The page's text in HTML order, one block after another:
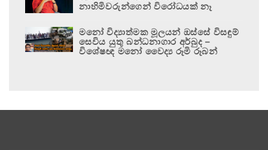
නාහිමිවරුන්ගෙන් විරෝධයක් නෑ
මනෝ විද්‍යාත්මක මූලයන් ඔස්සේ විසඳුම්
සෙවිය යුතු බන්ධනාගාර අර්බුද –
විශේෂඥ මනෝ වෛද්‍ය රූමි රූබන්